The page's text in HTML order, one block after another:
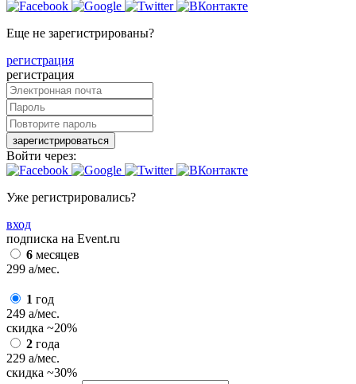
Еще не зарегистрированы?
регистрация
регистрация
зарегистрироваться
Войти через:
Уже регистрировались?
вход
подписка на Event.ru
6 месяцев
299 a/мес.
1 год
249 a/мес.
скидка ~20%
2 года
229 a/мес.
скидка ~30%